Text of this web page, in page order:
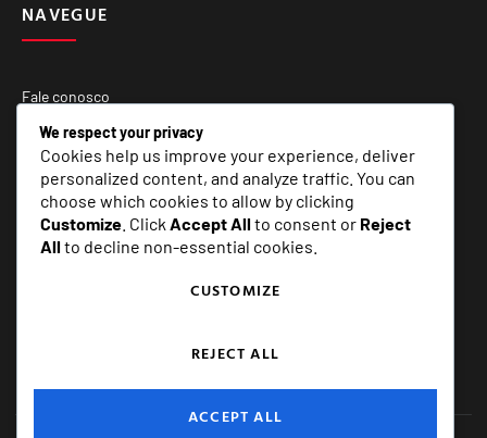
NAVEGUE
Fale conosco
Quem Somos
Matérias Especiais
SERVIÇOS
We respect your privacy
Cookies help us improve your experience, deliver
personalized content, and analyze traffic. You can
choose which cookies to allow by clicking
Customize . Click Accept Allto consent or Reject
Allto decline non-essential cookies.
CUSTOMIZE
REJECT ALL
ACCEPT ALL